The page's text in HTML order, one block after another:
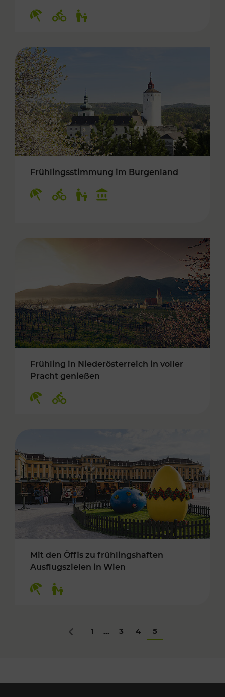
Frühlingsstimmung im Burgenland
Frühling in Niederösterreich in voller
Pracht genießen
Mit den Öffis zu frühlingshaften
Ausflugszielen in Wien
Zurück
1 ... 3 4 5